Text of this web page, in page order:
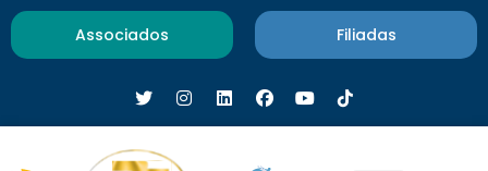
Associados Filiadas